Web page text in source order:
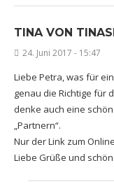
TINA VON
24. Juni 2017 - 15:47
Liebe Petra, was für
genau die Richtige für
denke auch eine
„Partnern“.
Nur der Link zum
Liebe Grüße und